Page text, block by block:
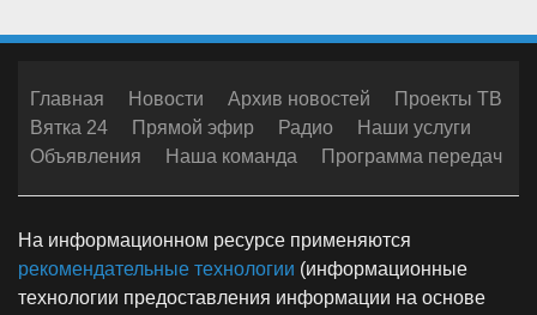
Главная Новости Архив новостей
Проекты ТВ
Вятка 24
Прямой эфир Радио
Наши услуги
Объявления
Наша команда Программа передач
На информационном ресурсе применяются
рекомендательные технологии (информационные
технологии предоставления информации на основе